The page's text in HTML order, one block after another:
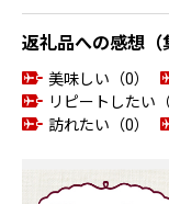
返礼品への感想（
美味しい（0）
リピートしたい（
訪れたい（0）